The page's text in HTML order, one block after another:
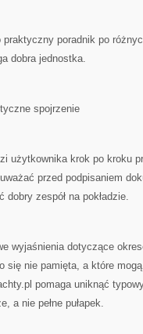
poradnik po
dobra jednostka.
spojrzenie
użytkownika krok po kroku
przed podpisaniem
zespół na pokładzie.
wyjaśnienia dotyczące
się nie pamięta, a które
pomaga uniknąć
a nie pełne pułapek.